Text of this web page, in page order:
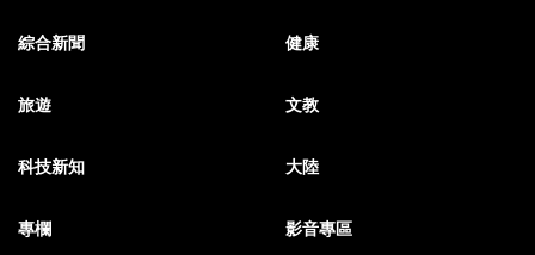
綜合新聞 健康
旅遊 文教
科技新知 大陸
專欄 影音專區